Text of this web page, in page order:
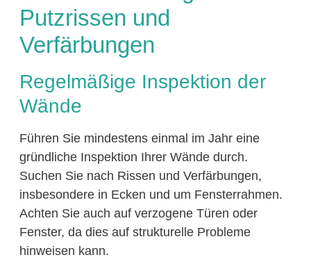
Putzrissen und
Verfärbungen
Regelmäßige Inspektion der
Wände
Führen Sie mindestens einmal im Jahr eine
gründliche Inspektion Ihrer Wände durch.
Suchen Sie nach Rissen und Verfärbungen,
insbesondere in Ecken und um Fensterrahmen.
Achten Sie auch auf verzogene Türen oder
Fenster, da dies auf strukturelle Probleme
hinweisen kann.